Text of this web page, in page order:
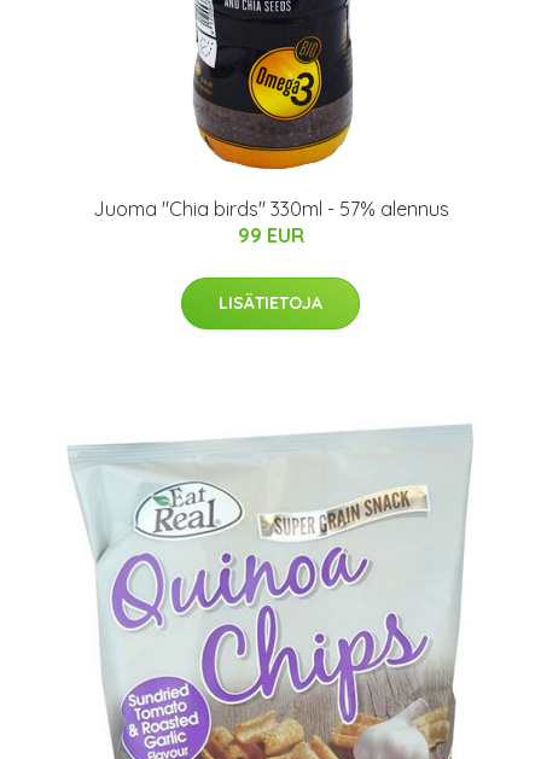
Juoma "Chia birds" 330ml - 57% alennus
99 EUR
LISÄTIETOJA